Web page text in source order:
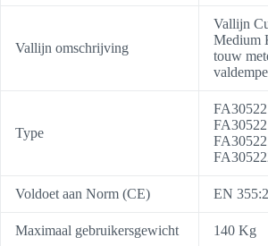
Vallijn omschrijving
Vallijn
Medium
touw
Type
Voldoet aan Norm (CE) EN
Maximaal gebruikersgewicht 140 Kg